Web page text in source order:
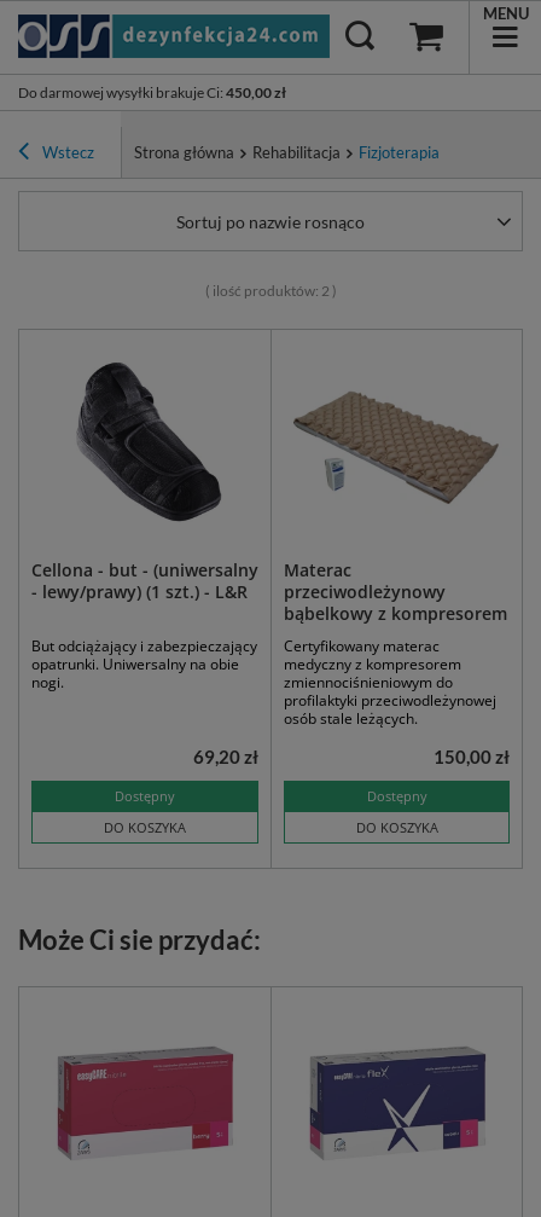
Do darmowej wysyłki brakuje Ci: 450,00 zł
MENU
Wstecz Strona główna Rehabilitacja Fizjoterapia
Sortuj po nazwie rosnąco
( ilość produktów: 2 )
Cellona - but - (uniwersalny
- lewy/prawy) (1 szt.) - L&R
But odciążający i zabezpieczający
opatrunki. Uniwersalny na obie
nogi.
Dostępny
DO KOSZYKA
69,20 zł
Materac
przeciwodleżynowy
bąbelkowy z kompresorem
Certyfikowany materac
medyczny z kompresorem
zmiennociśnieniowym do
profilaktyki przeciwodleżynowej
osób stale leżących.
Dostępny
DO KOSZYKA
150,00 zł
Może Ci sie przydać: